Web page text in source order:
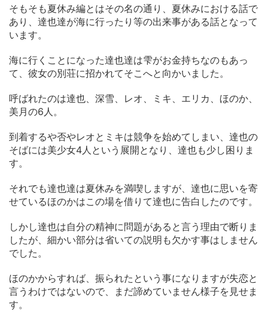
そもそも夏休み編とはその名の通り、夏休みにおける話で
あり、達也達が海に行ったり等の出来事がある話となって
います。
海に行くことになった達也達は雫がお金持ちなのもあっ
て、彼女の別荘に招かれてそこへと向かいました。
呼ばれたのは達也、深雪、レオ、ミキ、エリカ、ほのか、
美月の6人。
到着するや否やレオとミキは競争を始めてしまい、達也の
そばには美少女4人という展開となり、達也も少し困りま
す。
それでも達也達は夏休みを満喫しますが、達也に思いを寄
せているほのかはこの場を借りて達也に告白したのです。
しかし達也は自分の精神に問題があると言う理由で断りま
したが、細かい部分は省いての説明も欠かす事はしません
でした。
ほのかからすれば、振られたという事になりますが失恋と
言うわけではないので、まだ諦めていません様子を見せま
す。